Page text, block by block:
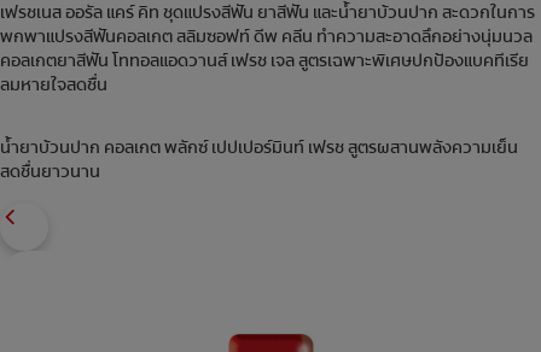
เฟรชเนส ออรัล แคร์ คิท ชุดแปรงสีฟัน ยาสีฟัน และน้ำยาบ้วนปาก สะดวกในการ
พกพาแปรงสีฟันคอลเกต สลิมซอฟท์ ดีพ คลีน ทำความสะอาดลึกอย่างนุ่มนวล
คอลเกตยาสีฟัน โททอลแอดวานส์ เฟรช เจล สูตรเฉพาะพิเศษปกป้องแบคทีเรีย
ลมหายใจสดชื่น
น้ำยาบ้วนปาก คอลเกต พลักซ์ เปปเปอร์มินท์ เฟรช สูตรผสานพลังความเย็น
สดชื่นยาวนาน